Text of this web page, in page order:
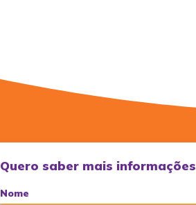
Quero saber mais informações